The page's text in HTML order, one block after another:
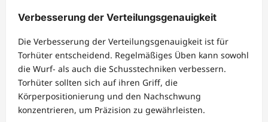
Verbesserung der Verteilungsgenauigkeit
Die Verbesserung der Verteilungsgenauigkeit ist für
Torhüter entscheidend. Regelmäßiges Üben kann sowohl
die Wurf- als auch die Schusstechniken verbessern.
Torhüter sollten sich auf ihren Griff, die
Körperpositionierung und den Nachschwung
konzentrieren, um Präzision zu gewährleisten.